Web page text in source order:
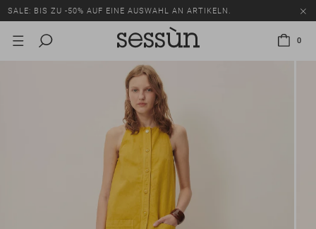
SALE: BIS ZU -50% AUF EINE AUSWAHL AN ARTIKELN.
0